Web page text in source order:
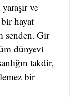
ve
bir hayat
senden. Gir
dünyevi
takdir,
bir